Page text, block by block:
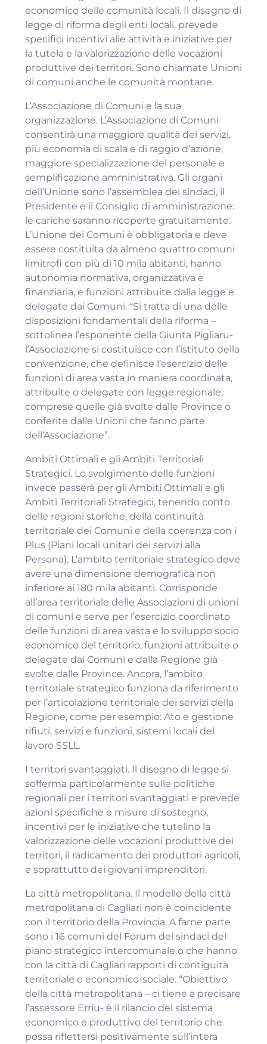
economico delle comunità locali. Il disegno di
legge di riforma degli enti locali, prevede
specifici incentivi alle attività e iniziative per
la tutela e la valorizzazione delle vocazioni
produttive dei territori. Sono chiamate Unioni
di comuni anche le comunità montane.
L’Associazione di Comuni e la sua
organizzazione. L’Associazione di Comuni
consentirà una maggiore qualità dei servizi,
più economia di scala e di raggio d’azione,
maggiore specializzazione del personale e
semplificazione amministrativa. Gli organi
dell’Unione sono l’assemblea dei sindaci, il
Presidente e il Consiglio di amministrazione:
le cariche saranno ricoperte gratuitamente.
L’Unione dei Comuni è obbligatoria e deve
essere costituita da almeno quattro comuni
limitrofi con più di 10 mila abitanti, hanno
autonomia normativa, organizzativa e
finanziaria, e funzioni attribuite dalla legge e
delegate dai Comuni. “Si tratta di una delle
disposizioni fondamentali della riforma –
sottolinea l’esponente della Giunta Pigliaru-
l’Associazione si costituisce con l’istituto della
convenzione, che definisce l’esercizio delle
funzioni di area vasta in maniera coordinata,
attribuite o delegate con legge regionale,
comprese quelle già svolte dalle Province o
conferite dalle Unioni che fanno parte
dell’Associazione”.
Ambiti Ottimali e gli Ambiti Territoriali
Strategici. Lo svolgimento delle funzioni
invece passerà per gli Ambiti Ottimali e gli
Ambiti Territoriali Strategici, tenendo conto
delle regioni storiche, della continuità
territoriale dei Comuni e della coerenza con i
Plus (Piani locali unitari dei servizi alla
Persona). L’ambito territoriale strategico deve
avere una dimensione demografica non
inferiore ai 180 mila abitanti. Corrisponde
all’area territoriale delle Associazioni di unioni
di comuni e serve per l’esercizio coordinato
delle funzioni di area vasta e lo sviluppo socio
economico del territorio, funzioni attribuite o
delegate dai Comuni e dalla Regione già
svolte dalle Province. Ancora, l’ambito
territoriale strategico funziona da riferimento
per l’articolazione territoriale dei servizi della
Regione, come per esempio: Ato e gestione
rifiuti, servizi e funzioni, sistemi locali del
lavoro SSLL.
I territori svantaggiati. Il disegno di legge si
sofferma particolarmente sulle politiche
regionali per i territori svantaggiati e prevede
azioni specifiche e misure di sostegno,
incentivi per le iniziative che tutelino la
valorizzazione delle vocazioni produttive dei
territori, il radicamento dei produttori agricoli,
e soprattutto dei giovani imprenditori.
La città metropolitana. Il modello della città
metropolitana di Cagliari non è coincidente
con il territorio della Provincia. A farne parte
sono i 16 comuni del Forum dei sindaci del
piano strategico intercomunale o che hanno
con la città di Cagliari rapporti di contiguità
territoriale o economico-sociale. “Obiettivo
della città metropolitana – ci tiene a precisare
l’assessore Erriu- è il rilancio del sistema
economico e produttivo del territorio che
possa riflettersi positivamente sull’intera